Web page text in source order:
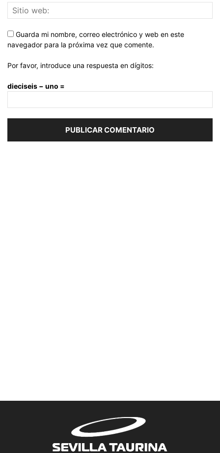
Guarda mi nombre, correo electrónico y web en este
navegador para la próxima vez que comente.
Por favor, introduce una respuesta en dígitos:
dieciseis − uno =